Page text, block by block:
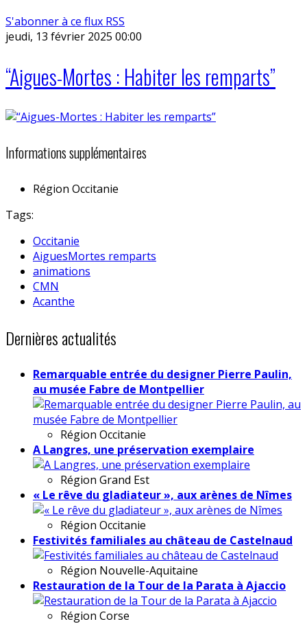
S'abonner à ce flux RSS
jeudi, 13 février 2025 00:00
“Aigues-Mortes : Habiter les remparts”
Informations supplémentaires
Région Occitanie
Tags:
Occitanie
AiguesMortes remparts
animations
CMN
Acanthe
Dernières actualités
Remarquable entrée du designer Pierre Paulin,
au musée Fabre de Montpellier
Région Occitanie
A Langres, une préservation exemplaire
Région Grand Est
« Le rêve du gladiateur », aux arènes de Nîmes
Région Occitanie
Festivités familiales au château de Castelnaud
Région Nouvelle-Aquitaine
Restauration de la Tour de la Parata à Ajaccio
Région Corse